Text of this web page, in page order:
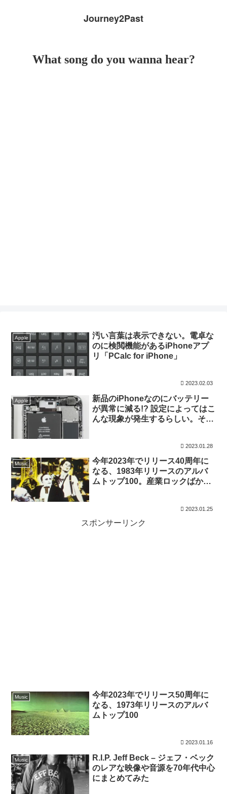
Journey2Past
What song do you wanna hear?
Apple
汚い言葉は表示できない。電卓な
のに検閲機能があるiPhoneアプ
リ「PCalc for iPhone」
2023.02.03
Apple
新品のiPhoneなのにバッテリー
が異常に減る!? 設定によってはこ
んな現象が発生するらしい。その
2023.01.28
Music
今年2023年でリリース40周年に
なる、1983年リリースのアルバ
ムトップ100。産業ロックばかり
2023.01.25
スポンサーリンク
Music
今年2023年でリリース50周年に
なる、1973年リリースのアルバ
ムトップ100
2023.01.16
Music
R.I.P. Jeff Beck – ジェフ・ベック
のレアな映像や音源を70年代中心
にまとめてみた